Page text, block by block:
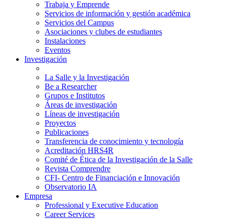
Trabaja y Emprende
Servicios de información y gestión académica
Servicios del Campus
Asociaciones y clubes de estudiantes
Instalaciones
Eventos
Investigación
La Salle y la Investigación
Be a Researcher
Grupos e Institutos
Áreas de investigación
Líneas de investigación
Proyectos
Publicaciones
Transferencia de conocimiento y tecnología
Acreditación HRS4R
Comité de Ética de la Investigación de la Salle
Revista Comprendre
CFI- Centro de Financiación e Innovación
Observatorio IA
Empresa
Professional y Executive Education
Career Services